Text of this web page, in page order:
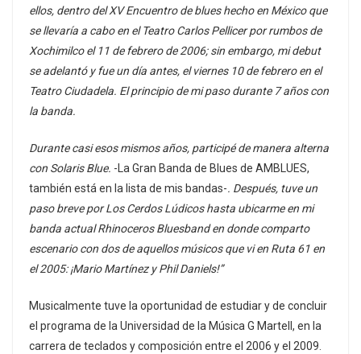
ellos, dentro del XV Encuentro de blues hecho en México que
se llevaría a cabo en el Teatro Carlos Pellicer por rumbos de
Xochimilco el 11 de febrero de 2006; sin embargo, mi debut
se adelantó y fue un día antes, el viernes 10 de febrero en el
Teatro Ciudadela. El principio de mi paso durante 7 años con
la banda.
Durante casi esos mismos años, participé de manera alterna
con Solaris Blue. -La Gran Banda de Blues de AMBLUES,
también está en la lista de mis bandas-. Después, tuve un
paso breve por Los Cerdos Lúdicos hasta ubicarme en mi
banda actual Rhinoceros Bluesband en donde comparto
escenario con dos de aquellos músicos que vi en Ruta 61 en
el 2005: ¡Mario Martínez y Phil Daniels!”
Musicalmente tuve la oportunidad de estudiar y de concluir
el programa de la Universidad de la Música G Martell, en la
carrera de teclados y composición entre el 2006 y el 2009.